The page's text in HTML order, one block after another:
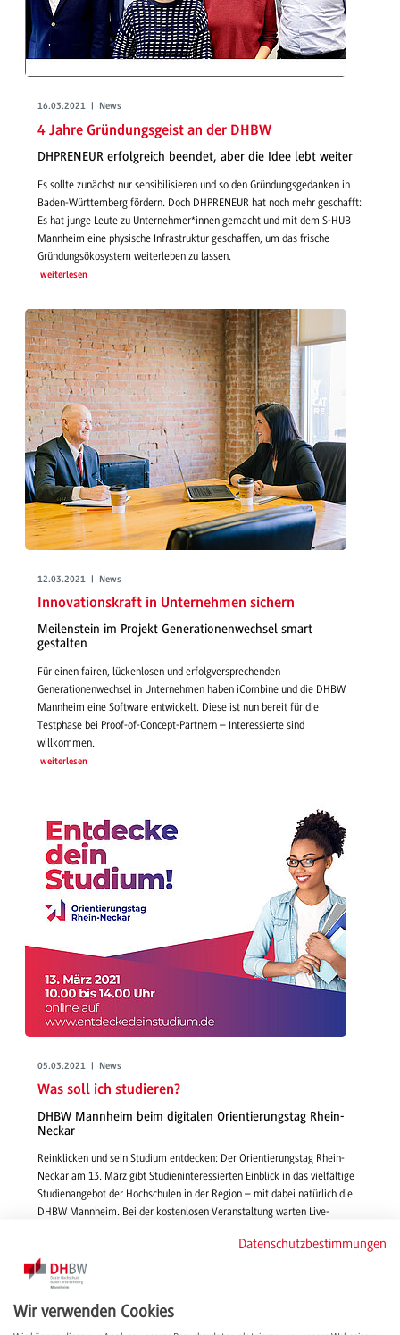
16.03.2021 | News
4 Jahre Gründungsgeist an der DHBW
DHPRENEUR erfolgreich beendet, aber die Idee lebt weiter
Es sollte zunächst nur sensibilisieren und so den Gründungsgedanken in
Baden-Württemberg fördern. Doch DHPRENEUR hat noch mehr geschafft:
Es hat junge Leute zu Unternehmer*innen gemacht und mit dem S-HUB
Mannheim eine physische Infrastruktur geschaffen, um das frische
Gründungsökosystem weiterleben zu lassen.
weiterlesen
12.03.2021 | News
Innovationskraft in Unternehmen sichern
Meilenstein im Projekt Generationenwechsel smart
gestalten
Für einen fairen, lückenlosen und erfolgversprechenden
Generationenwechsel in Unternehmen haben iCombine und die DHBW
Mannheim eine Software entwickelt. Diese ist nun bereit für die
Testphase bei Proof-of-Concept-Partnern – Interessierte sind
willkommen.
weiterlesen
05.03.2021 | News
Was soll ich studieren?
DHBW Mannheim beim digitalen Orientierungstag Rhein-
Neckar
Reinklicken und sein Studium entdecken: Der Orientierungstag Rhein-
Neckar am 13. März gibt Studieninteressierten Einblick in das vielfältige
Studienangebot der Hochschulen in der Region – mit dabei natürlich die
DHBW Mannheim. Bei der kostenlosen Veranstaltung warten Live-
weiterlesen
Datenschutzbestimmungen
Wir verwenden Cookies